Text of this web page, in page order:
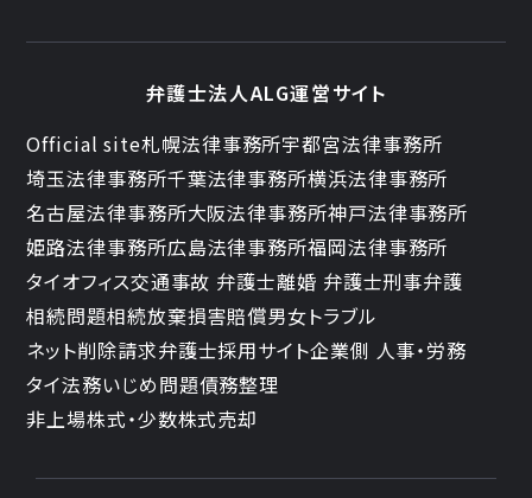
弁護士法人ALG運営サイト
Official site札幌法律事務所宇都宮法律事務所
埼玉法律事務所千葉法律事務所横浜法律事務所
名古屋法律事務所大阪法律事務所神戸法律事務所
姫路法律事務所広島法律事務所福岡法律事務所
タイオフィス交通事故 弁護士離婚 弁護士刑事弁護
相続問題相続放棄損害賠償男女トラブル
ネット削除請求弁護士採用サイト企業側 人事・労務
タイ法務いじめ問題債務整理
非上場株式・少数株式売却